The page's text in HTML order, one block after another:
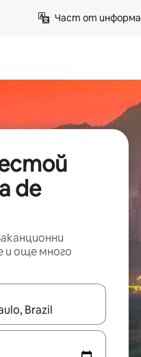
Част от
de
и още много
използвайте